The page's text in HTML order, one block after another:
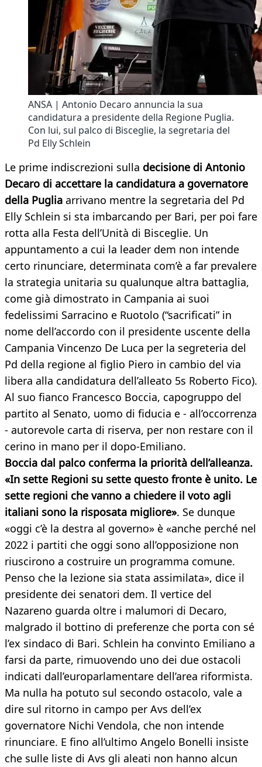
ANSA | Antonio Decaro annuncia la sua
candidatura a presidente della Regione Puglia.
Con lui, sul palco di Bisceglie, la segretaria del
Pd Elly Schlein
Le prime indiscrezioni sulla decisione di Antonio
Decaro di accettare la candidatura a governatore
della Puglia arrivano mentre la segretaria del Pd
Elly Schlein si sta imbarcando per Bari, per poi fare
rotta alla Festa dell’Unità di Bisceglie. Un
appuntamento a cui la leader dem non intende
certo rinunciare, determinata com’è a far prevalere
la strategia unitaria su qualunque altra battaglia,
come già dimostrato in Campania ai suoi
fedelissimi Sarracino e Ruotolo (“sacrificati” in
nome dell’accordo con il presidente uscente della
Campania Vincenzo De Luca per la segreteria del
Pd della regione al figlio Piero in cambio del via
libera alla candidatura dell’alleato 5s Roberto Fico).
Al suo fianco Francesco Boccia, capogruppo del
partito al Senato, uomo di fiducia e - all’occorrenza
- autorevole carta di riserva, per non restare con il
cerino in mano per il dopo-Emiliano.
Boccia dal palco conferma la priorità dell’alleanza.
«In sette Regioni su sette questo fronte è unito. Le
sette regioni che vanno a chiedere il voto agli
italiani sono la risposata migliore». Se dunque
«oggi c’è la destra al governo» è «anche perché nel
2022 i partiti che oggi sono all’opposizione non
riuscirono a costruire un programma comune.
Penso che la lezione sia stata assimilata», dice il
presidente dei senatori dem. Il vertice del
Nazareno guarda oltre i malumori di Decaro,
malgrado il bottino di preferenze che porta con sé
l’ex sindaco di Bari. Schlein ha convinto Emiliano a
farsi da parte, rimuovendo uno dei due ostacoli
indicati dall’europarlamentare dell’area riformista.
Ma nulla ha potuto sul secondo ostacolo, vale a
dire sul ritorno in campo per Avs dell’ex
governatore Nichi Vendola, che non intende
rinunciare. E fino all’ultimo Angelo Bonelli insiste
che sulle liste di Avs gli aleati non hanno alcun